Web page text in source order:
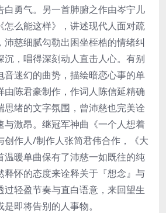
白勇气。另一首肺腑之作由岑宁儿
怎么能这样》，讲述现代人面对疏
沛慈细腻勾勒出困坐桎梏的情绪纠
沉，唱得深刻动人直击人心。有别
音迷幻的曲势，描绘暗恋心事的单
由陈君豪制作，作词人陈信延精确
思绪的文字氛围，曾沛慈也完美诠
与激昂。继冠军神曲《一个人想着
创作人/制作人张简君伟合作，《大
温暖单曲保有了沛慈一如既往的纯
释怀的态度来诠释关于『想念』与
过轻盈节奏与直白语意，来回望生
即将告别的人事物。